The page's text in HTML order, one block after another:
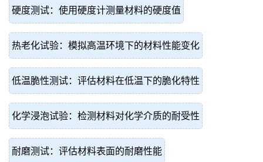
硬度测试：使用硬度计测量材料的硬度值
热老化试验：模拟高温环境下的材料性能变化
低温脆性测试：评估材料在低温下的脆化特性
化学浸泡试验：检测材料对化学介质的耐受性
耐磨测试：评估材料表面的耐磨性能